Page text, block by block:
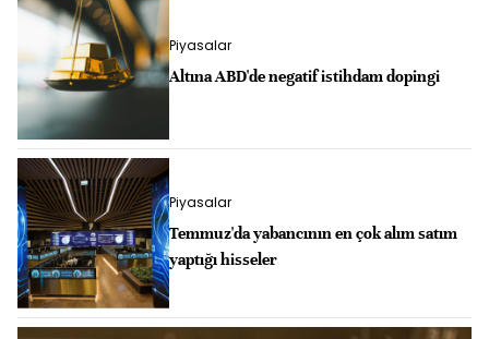
Piyasalar
Altına ABD'de negatif istihdam dopingi
Piyasalar
Temmuz'da yabancının en çok alım satım
yaptığı hisseler